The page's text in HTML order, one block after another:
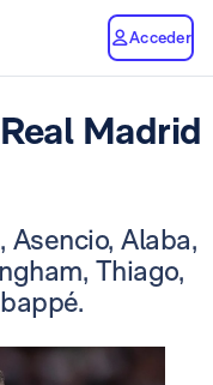
Acceder
Madrid
Asencio, Alaba,
Thiago,